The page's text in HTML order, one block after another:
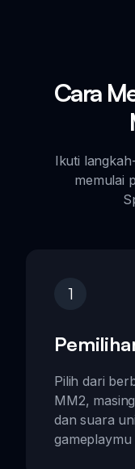
Cara
Ikuti
memulai
1
Pilih dari
MM2,
dan suara